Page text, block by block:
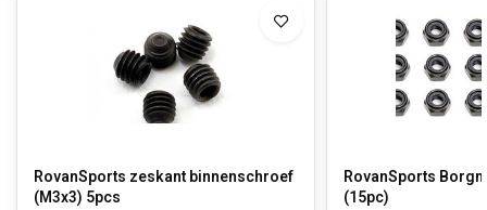
RovanSports zeskant binnenschroef
(M3x3) 5pcs
RovanSports
(15pc)